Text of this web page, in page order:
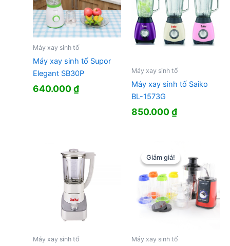
Máy xay sinh tố
Máy xay sinh tố Supor
Elegant SB30P
640.000₫
Máy xay sinh tố
Máy xay sinh tố Saiko
BL-1573G
850.000₫
Máy xay sinh tố
Giảm giá!
Giảm giá!
Máy xay sinh tố